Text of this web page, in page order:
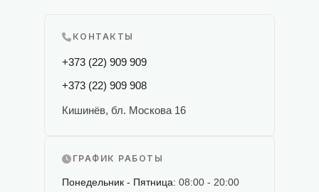
КОНТАКТЫ
+373 (22) 909 909
+373 (22) 909 908
Кишинёв, бл. Москова 16
ГРАФИК РАБОТЫ
Понедельник - Пятница: 08:00 - 20:00